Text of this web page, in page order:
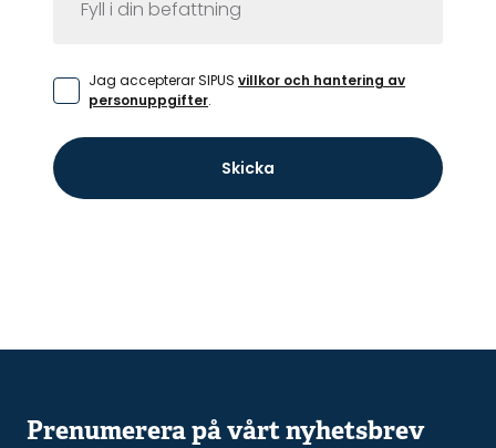
Jag accepterar SIPUS villkor och hantering av
personuppgifter.
Skicka
Prenumerera på vårt nyhetsbrev